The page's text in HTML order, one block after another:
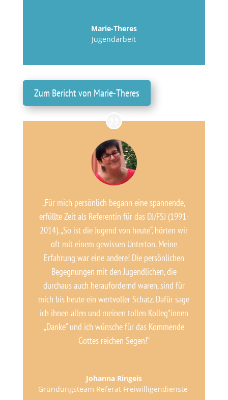
Marie-Theres
Jugendarbeit
Zum Bericht von Marie-Theres
„Für mich persönlich begann eine spannende,
erfüllte Zeit als Referentin für das DJ/FSJ (1991-
2014). „So ist die Jugend von heute“, hörten wir
oft mit einem gewissen Unterton. Meine
Erfahrung war eine andere! Die persönlichen
Begegnungen mit den Jugendlichen, die
durchaus auch heraufordernd waren, sind für
mich bis heute ein wertvoller Schatz. Dafür sage
ich ihnen allen und meinen tollen Kolleg*innen
„Danke“ und ich wünsche für das Kommende
Gottes reichen Segen!“
Johanna Ringeis
Gründungsteam Referat Freiwilligendienste